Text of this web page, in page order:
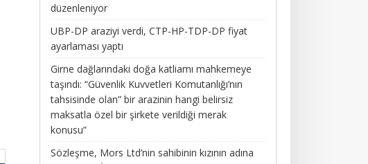
düzenleniyor
UBP-DP araziyi verdi, CTP-HP-TDP-DP fiyat
ayarlaması yaptı
Girne dağlarındaki doğa katliamı mahkemeye
taşındı: “Güvenlik Kuvvetleri Komutanlığı’nın
tahsisinde olan” bir arazinin hangi belirsiz
maksatla özel bir şirkete verildiği merak
konusu”
Sözleşme, Mors Ltd’nin sahibinin kızının adına